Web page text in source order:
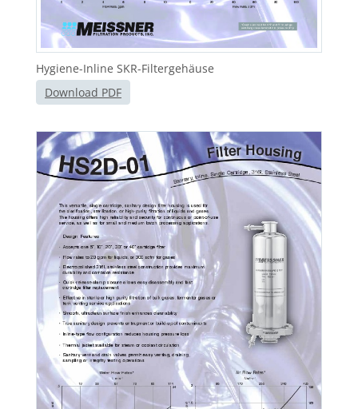
Hygiene-Inline SKR-Filtergehäuse
Download PDF